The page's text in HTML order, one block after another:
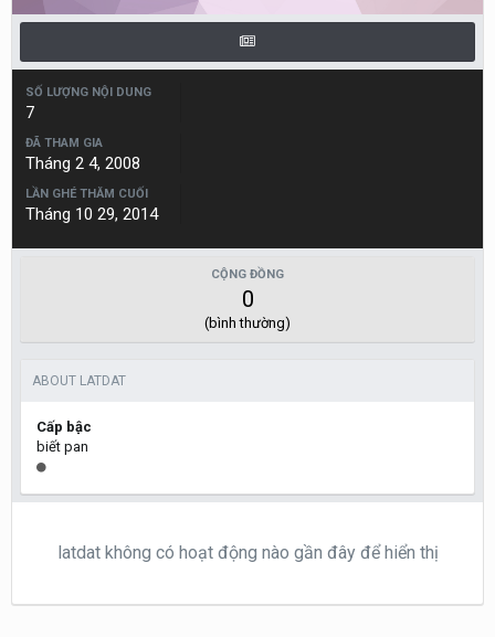
SỐ LƯỢNG NỘI DUNG
7
ĐÃ THAM GIA
Tháng 2 4, 2008
LẦN GHÉ THĂM CUỐI
Tháng 10 29, 2014
CỘNG ĐỒNG
0
(bình thường)
ABOUT LATDAT
Cấp bậc
biết pan
latdat không có hoạt động nào gần đây để hiển thị